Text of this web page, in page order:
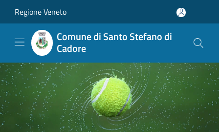
Regione Veneto
Comune di Santo Stefano di
Cadore